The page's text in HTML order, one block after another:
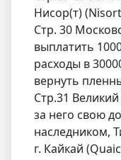
Нисор(т)
Стр. 30
выплатить
расходы в
вернуть
Стр.31
за него свою
наследником,
г. Кайкай